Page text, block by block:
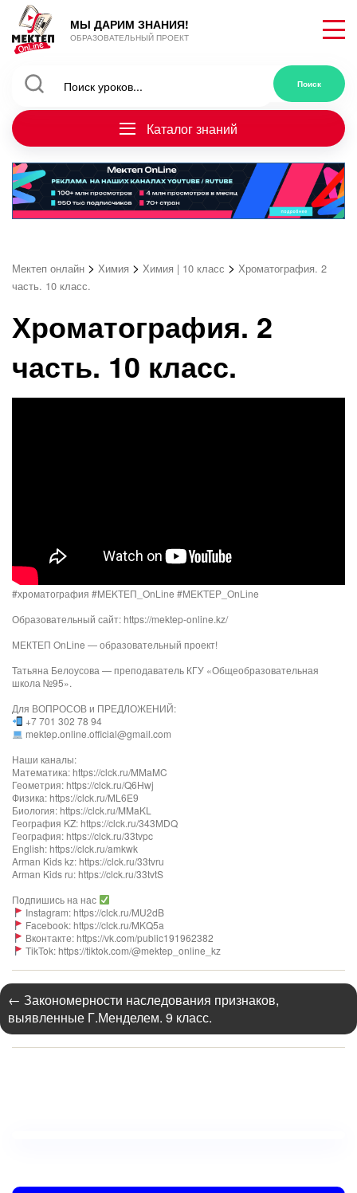
МЫ ДАРИМ ЗНАНИЯ!
ОБРАЗОВАТЕЛЬНЫЙ ПРОЕКТ
Каталог знаний
Мектеп онлайн > Химия > Химия | 10 класс > Хроматография. 2
часть. 10 класс.
Хроматография. 2
часть. 10 класс.
#хроматография​​ #MEKTEП_OnLine​​ #MEKTEP_OnLine​​
Образовательный сайт: https://mektep-online.kz/
МЕКТЕП OnLine — образовательный проект!
Татьяна Белоусова — преподаватель КГУ «Общеобразовательная
школа №95».
Для ВОПРОСОВ и ПРЕДЛОЖЕНИЙ:
+7 701 302 78 94
mektep.online.official@gmail.com
Наши каналы:
Математика: https://clck.ru/MMaMC
Геометрия: https://clck.ru/Q6Hwj
Физика: https://clck.ru/ML6E9
Биология: https://clck.ru/MMaKL​​​​​​
География KZ: https://clck.ru/343MDQ
География: https://clck.ru/33tvpc
English: https://clck.ru/amkwk
Arman Kids kz: https://clck.ru/33tvru
Arman Kids ru: https://clck.ru/33tvtS
Подпишись на нас
Instagram: https://clck.ru/MU2dB
Facebook: https://clck.ru/MKQ5a
Вконтакте: https://vk.com/public191962382
TikTok: https://tiktok.com/@mektep_online_kz
← Закономерности наследования признаков,
выявленные Г.Менделем. 9 класс.